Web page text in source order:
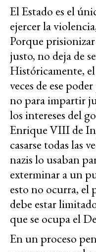
El Estado es el
ejercer la
Porque
justo, no deja de
Históricamente,
veces de ese
no para impartir
los intereses del
Enrique VIII de
casarse todas las
nazis lo usaban
exterminar a un
esto no ocurra, el
debe estar
que se ocupa el
En un proceso